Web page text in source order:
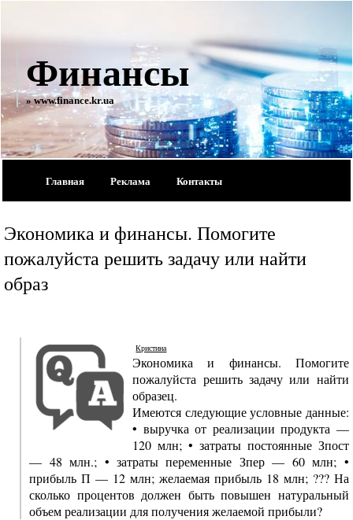
Финансы
» www.finance.kr.ua
Главная Реклама Контакты
Экономика и финансы. Помогите
пожалуйста решить задачу или найти
образ
Кристина
Экономика и финансы. Помогите
пожалуйста решить задачу или найти
образец.
Имеются следующие условные данные:
• выручка от реализации продукта —
120 млн; • затраты постоянные Зпост
— 48 млн.; • затраты переменные Зпер — 60 млн; •
прибыль П — 12 млн; желаемая прибыль 18 млн; ??? На
сколько процентов должен быть повышен натуральный
объем реализации для получения желаемой прибыли?